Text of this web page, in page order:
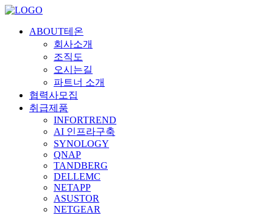
ABOUT테온
회사소개
조직도
오시는길
파트너 소개
협력사모집
취급제품
INFORTREND
AI 인프라구축
SYNOLOGY
QNAP
TANDBERG
DELLEMC
NETAPP
ASUSTOR
NETGEAR